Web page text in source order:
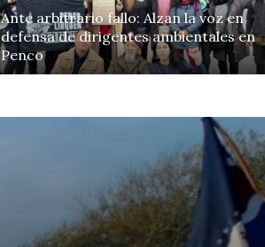
Ante arbitrario fallo: Alzan la voz en
defensa de dirigentes ambientales en
Penco
Continue to the category